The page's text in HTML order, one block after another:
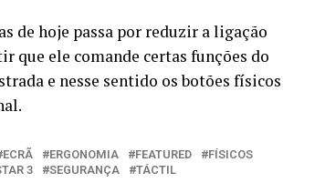
de hoje passa por reduzir a ligação
que ele comande certas funções do
e nesse sentido os botões físicos
ECRÃ ERGONOMIA FEATURED
FÍSICOS
3 SEGURANÇA TÁCTIL